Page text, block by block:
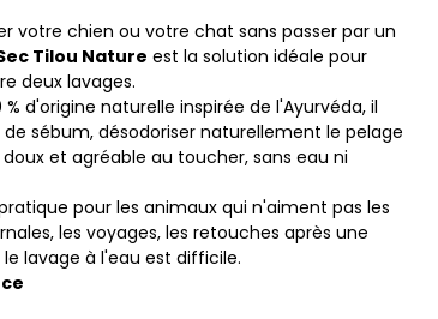
votre chien ou votre chat sans passer par un
Tilou Nature est la solution idéale pour
deux lavages.
d'origine naturelle inspirée de l'Ayurvéda, il
sébum, désodoriser naturellement le pelage
et agréable au toucher, sans eau ni
pour les animaux qui n'aiment pas les
les voyages, les retouches après une
lavage à l'eau est difficile.